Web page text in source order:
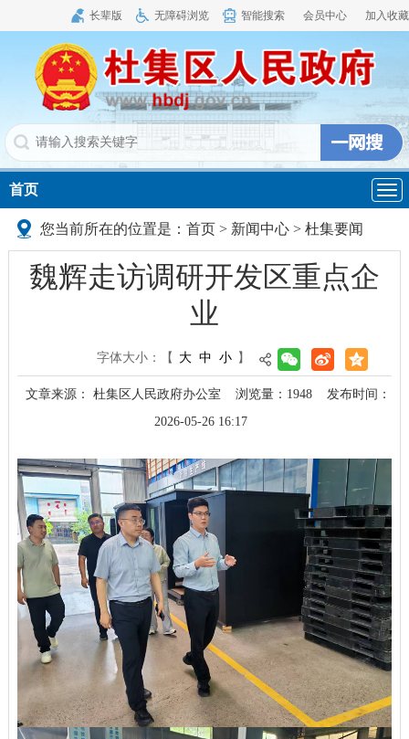
长辈版 无障碍浏览 智能搜索 会员中心 加入收藏
导
航
首页
您当前所在的位置是： 首页> 新闻中心 > 杜集要闻
魏辉走访调研开发区重点企
业
字体大小： 【 大 中 小 】
文章来源： 杜集区人民政府办公室 浏览量： 1948
发布时间：
2026-05-26 16:17